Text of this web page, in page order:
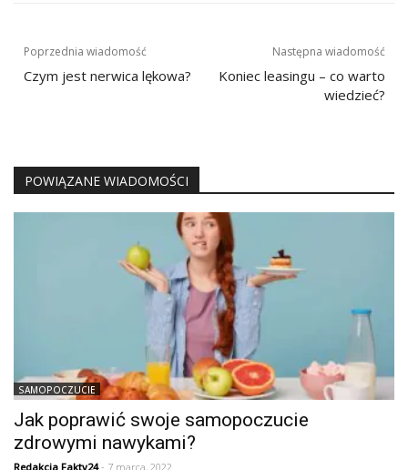
Nawigacja
wpisu
Poprzednia wiadomość
Czym jest nerwica lękowa?
Następna wiadomość
Koniec leasingu – co warto
wiedzieć?
POWIĄZANE WIADOMOŚCI
SAMOPOCZUCIE
Jak poprawić swoje samopoczucie
zdrowymi nawykami?
Redakcja Fakty24- 7 marca, 2022